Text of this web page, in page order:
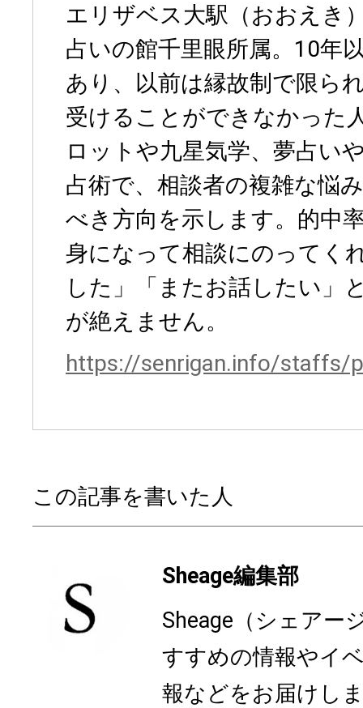
エリザベス大駅（おおえき
占いの館千里眼所属。10年
あり、以前は縁故制で限ら
受けることができなかった
ロットや九星気学、夢占い
占術で、相談者の複雑な悩
べき方向を示します。的中
身になって相談にのってく
した」「またお話したい」
が絶えません。
https://senrigan.info/staffs/
この記事を書いた人
Sheage編集部
Sheage（シェアー
すすめの情報やイ
報などをお届けし